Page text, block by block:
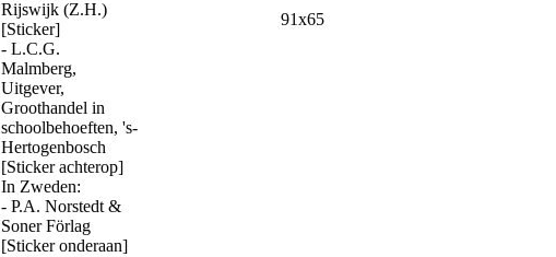
Rijswijk (Z.H.)
[Sticker]
- L.C.G.
Malmberg,
Uitgever,
Groothandel in
schoolbehoeften, 's-
Hertogenbosch
[Sticker achterop]
In Zweden:
- P.A. Norstedt &
Soner Förlag
[Sticker onderaan]
91x65